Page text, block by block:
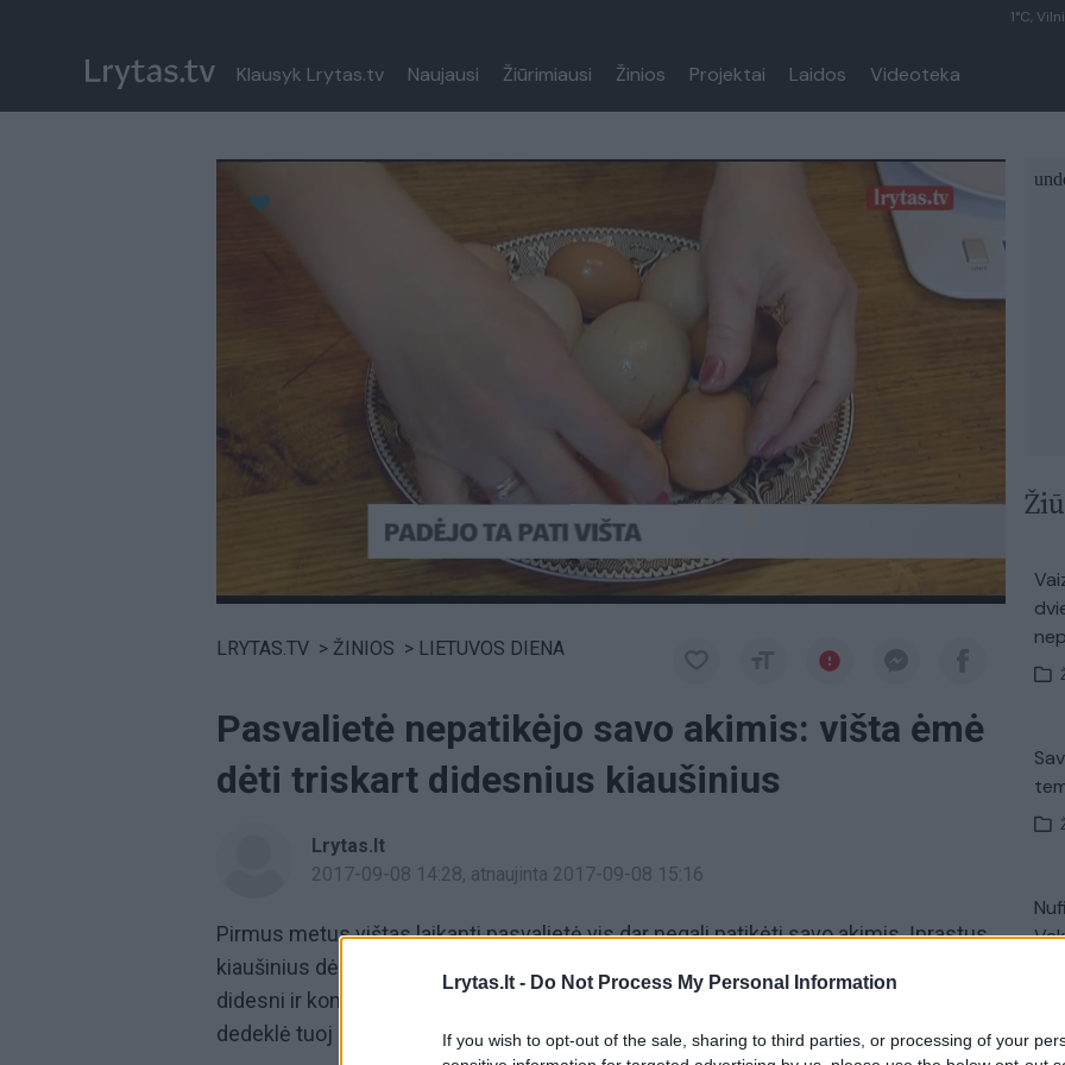
Lrytas.lt - Do Not Process My Personal Information
If you wish to opt-out of the sale, sharing to third parties, or processing of your
1°C,
Klausyk Lrytas.tv Naujausi Žiūrimiausi Žinios Projektai Laidos Videoteka
LRYTAS.TV > ŽINIOS > LIETUVOS DIENA
Pasvalietė nepatikėjo savo akimis: višta ėmė
dėti triskart didesnius kiaušinius
Lrytas.lt
2017-09-08 14:28, atnaujinta 2017-09-08 15:16
Pirmus metus vištas laikanti pasvalietė vis dar negali patikėti savo akimis. Įprastus
kiaušinius dėjusi višta jau antrą kartą nustebina kiaušiniu „milžinu“. Jie vienas už kitą
didesni ir kone tris kartus lenkia vidutinį vištos kiaušinį. Pasvalietė juokauja, kad jos
dedeklė tuoj pasivys Lietuvos rekordininkę.